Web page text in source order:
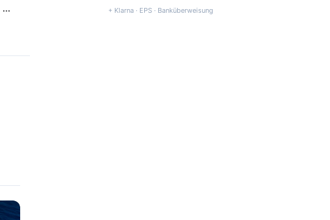
+ Klarna · EPS · Banküberweisung